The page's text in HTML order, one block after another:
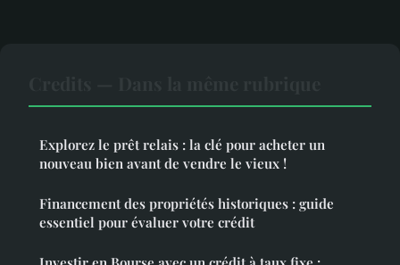
Explorez le prêt relais : la clé pour acheter un
nouveau bien avant de vendre le vieux !
Financement des propriétés historiques : guide
essentiel pour évaluer votre crédit